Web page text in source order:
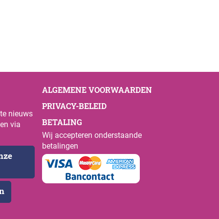
nieuws
via
ALGEMENE VOORWAARDEN
PRIVACY-BELEID
BETALING
Wij accepteren onderstaande
betalingen